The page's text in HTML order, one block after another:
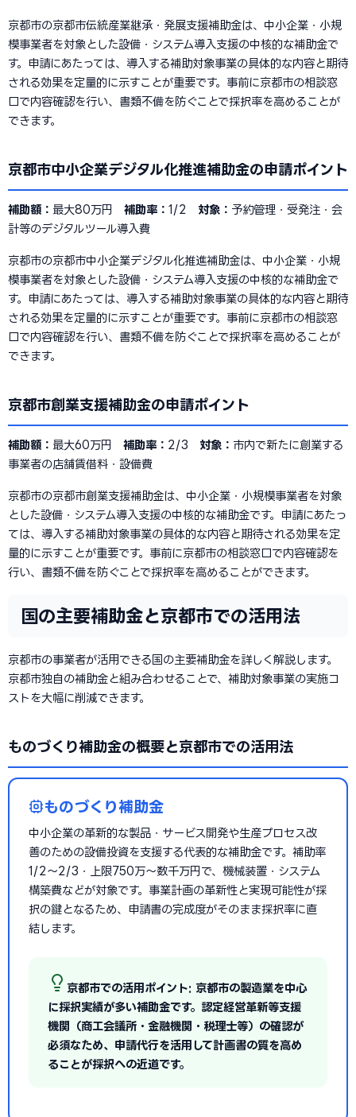
京都市の京都市伝統産業継承・発展支援補助金は、中小企業・小規
模事業者を対象とした設備・システム導入支援の中核的な補助金で
す。申請にあたっては、導入する補助対象事業の具体的な内容と期待
される効果を定量的に示すことが重要です。事前に京都市の相談窓
口で内容確認を行い、書類不備を防ぐことで採択率を高めることが
できます。
京都市中小企業デジタル化推進補助金の申請ポイント
補助額： 最大80万円 補助率： 1/2 対象： 予約管理・受発注・会
計等のデジタルツール導入費
京都市の京都市中小企業デジタル化推進補助金は、中小企業・小規
模事業者を対象とした設備・システム導入支援の中核的な補助金で
す。申請にあたっては、導入する補助対象事業の具体的な内容と期待
される効果を定量的に示すことが重要です。事前に京都市の相談窓
口で内容確認を行い、書類不備を防ぐことで採択率を高めることが
できます。
京都市創業支援補助金の申請ポイント
補助額： 最大60万円 補助率： 2/3 対象： 市内で新たに創業する
事業者の店舗賃借料・設備費
京都市の京都市創業支援補助金は、中小企業・小規模事業者を対象
とした設備・システム導入支援の中核的な補助金です。申請にあたっ
ては、導入する補助対象事業の具体的な内容と期待される効果を定
量的に示すことが重要です。事前に京都市の相談窓口で内容確認を
行い、書類不備を防ぐことで採択率を高めることができます。
国の主要補助金と京都市での活用法
京都市の事業者が活用できる国の主要補助金を詳しく解説します。
京都市独自の補助金と組み合わせることで、補助対象事業の実施コ
ストを大幅に削減できます。
ものづくり補助金の概要と京都市での活用法
ものづくり補助金
中小企業の革新的な製品・サービス開発や生産プロセス改
善のための設備投資を支援する代表的な補助金です。補助率
1/2〜2/3・上限750万〜数千万円で、機械装置・システム
構築費などが対象です。事業計画の革新性と実現可能性が採
択の鍵となるため、申請書の完成度がそのまま採択率に直
結します。
京都市での活用ポイント: 京都市の製造業を中心
に採択実績が多い補助金です。認定経営革新等支援
機関（商工会議所・金融機関・税理士等）の確認が
必須なため、申請代行を活用して計画書の質を高め
ることが採択への近道です。